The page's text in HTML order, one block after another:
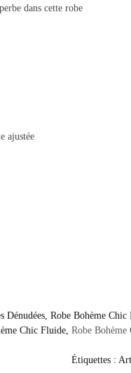
dans cette robe
ajustée
Dénudées, Robe Bohème Chic
Chic Fluide, Robe Bohème
Étiquettes :